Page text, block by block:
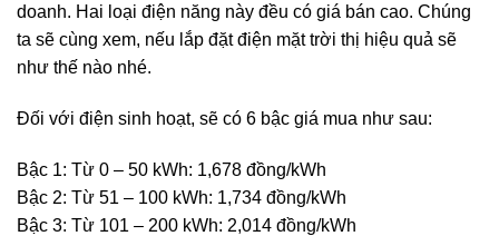
doanh. Hai loại điện năng này đều có giá bán cao. Chúng
ta sẽ cùng xem, nếu lắp đặt điện mặt trời thị hiệu quả sẽ
như thế nào nhé.
Đối với điện sinh hoạt, sẽ có 6 bậc giá mua như sau:
Bậc 1: Từ 0 – 50 kWh: 1,678 đồng/kWh
Bậc 2: Từ 51 – 100 kWh: 1,734 đồng/kWh
Bậc 3: Từ 101 – 200 kWh: 2,014 đồng/kWh